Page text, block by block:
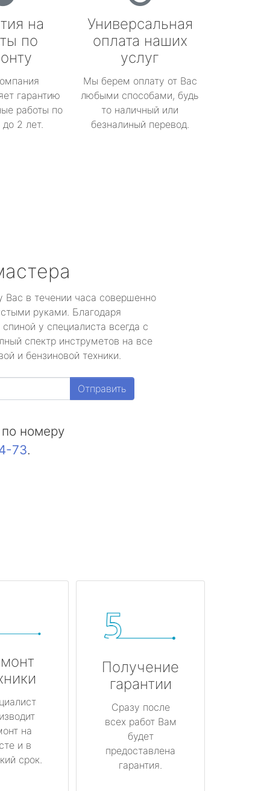
на
по
гарантию
работы по
2 лет.
Универсальная
оплата наших
услуг
Мы берем оплату от Вас
любыми способами, будь
то наличный или
безналиный перевод.
Вас в течении часа совершенно
руками. Благодаря
у специалиста всегда с
спектр инструметов на все
и бензиновой техники.
Отправить
номеру
73.
на
и в
срок.
Получение
гарантии
Сразу после
всех работ Вам
будет
предоставлена
гарантия.